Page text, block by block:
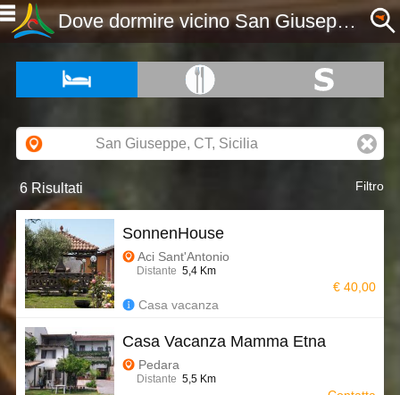
Dove dormire vicino San Giuseppe, CT, Sicilia - Etnaportal
Filtro
6 Risultati
SonnenHouse
Aci Sant'Antonio
Distante 5,4 Km
Casa vacanza
€ 40,00
Casa Vacanza Mamma Etna
Pedara
Distante 5,5 Km